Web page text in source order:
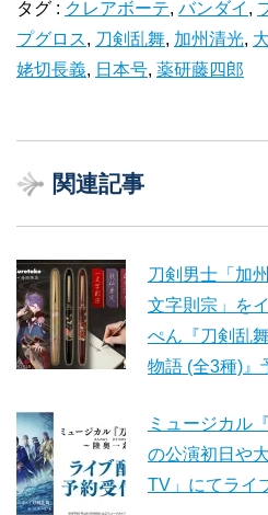
タグ : クレアボーテ, バンダイ ,
プグロス, 刀剣乱舞, 加州清光,
姥切長義, 日本号, 薬研藤四郎
関連記事
刀剣男士「加
文字則宗」を
ぺん『刀剣乱
物語 (全3種)』
ミュージカル
の公演初日や
TV」にてライ